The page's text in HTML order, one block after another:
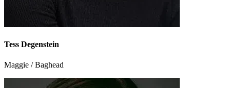
Tess Degenstein
Maggie / Baghead